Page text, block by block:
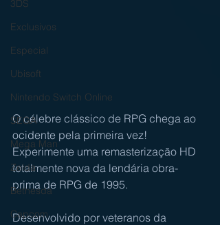
3DS
Exclusivos
Especial
Ubisoft
Nintendo Switch Online
SEGA
Mega Man
Zelda
Bethesda
Capcom
O célebre clássico de RPG chega ao
ocidente pela primeira vez!
Experimente uma remasterização HD
totalmente nova da lendária obra-
prima de RPG de 1995.
Desenvolvido por veteranos da